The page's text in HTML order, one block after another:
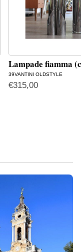
Lampade fiamma
39VANTINI OLDSTYLE
€315,00